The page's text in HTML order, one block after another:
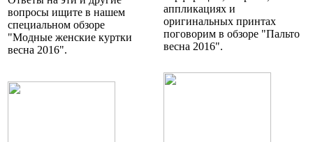
вопросы ищите в нашем
специальном обзоре
"Модные женские куртки
весна 2016".
аппликациях и
оригинальных принтах
поговорим в обзоре "Пальто
весна 2016".